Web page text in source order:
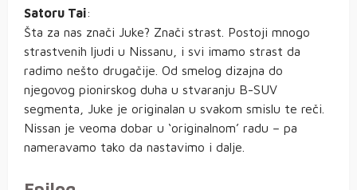
Satoru Tai:
Šta za nas znači Juke? Znači strast. Postoji mnogo
strastvenih ljudi u Nissanu, i svi imamo strast da
radimo nešto drugačije. Od smelog dizajna do
njegovog pionirskog duha u stvaranju B-SUV
segmenta, Juke je originalan u svakom smislu te reči.
Nissan je veoma dobar u ‘originalnom’ radu – pa
nameravamo tako da nastavimo i dalje.